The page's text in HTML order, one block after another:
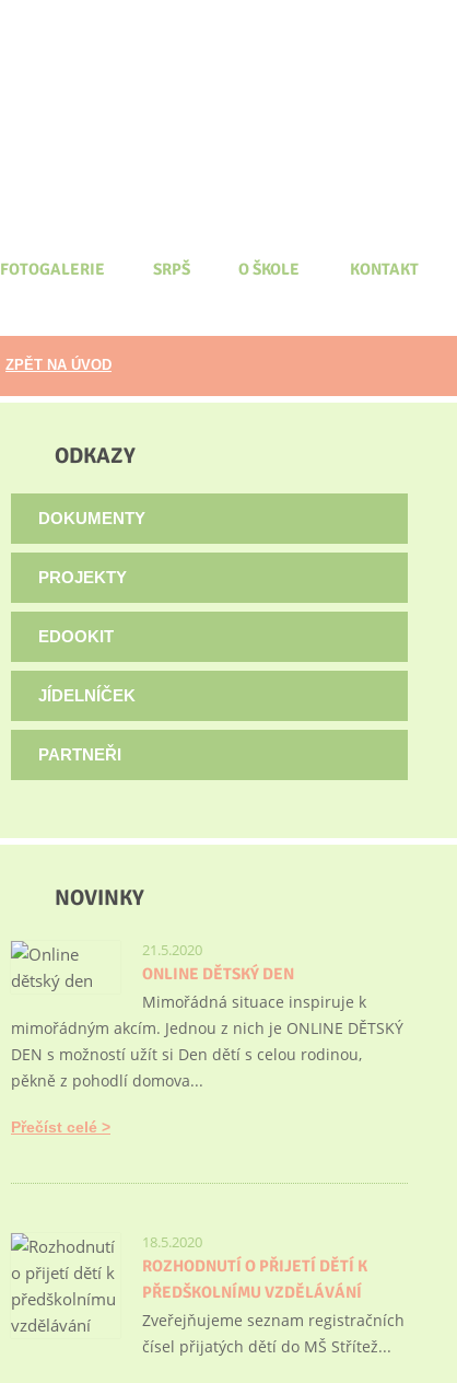
FOTOGALERIE SRPŠ O ŠKOLE KONTAKT
ZPĚT NA ÚVOD
ODKAZY
DOKUMENTY
PROJEKTY
EDOOKIT
JÍDELNÍČEK
PARTNEŘI
NOVINKY
21.5.2020
ONLINE DĚTSKÝ DEN
Mimořádná situace inspiruje k
mimořádným akcím. Jednou z nich je ONLINE DĚTSKÝ
DEN s možností užít si Den dětí s celou rodinou,
pěkně z pohodlí domova...
Přečíst celé
18.5.2020
ROZHODNUTÍ O PŘIJETÍ DĚTÍ K
PŘEDŠKOLNÍMU VZDĚLÁVÁNÍ
Zveřejňujeme seznam registračních
čísel přijatých dětí do MŠ Střítež...